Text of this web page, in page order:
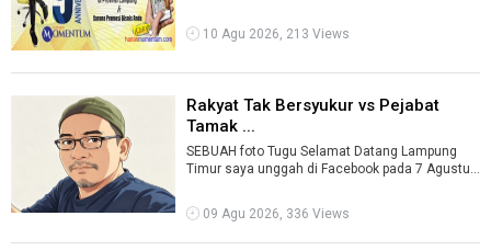
10 Agu 2026, 213 Views
Rakyat Tak Bersyukur vs Pejabat
Tamak ...
SEBUAH foto Tugu Selamat Datang Lampung
Timur saya unggah di Facebook pada 7 Agustus
09 Agu 2026, 336 Views